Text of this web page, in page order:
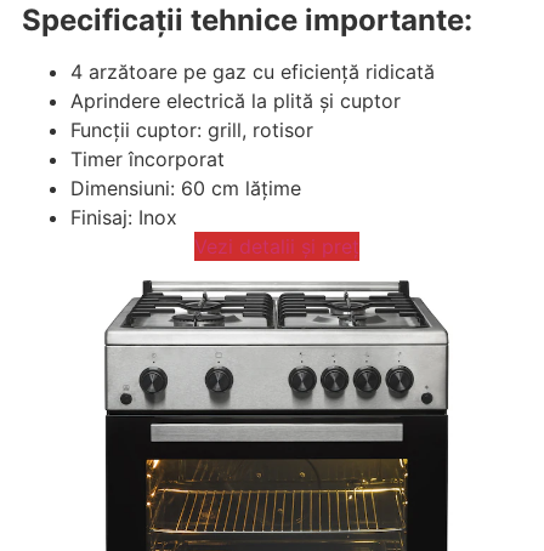
Specificații tehnice importante:
4 arzătoare pe gaz cu eficiență ridicată
Aprindere electrică la plită și cuptor
Funcții cuptor: grill, rotisor
Timer încorporat
Dimensiuni: 60 cm lățime
Finisaj: Inox
Vezi detalii și preț